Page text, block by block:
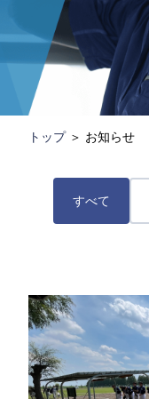
トップ＞ お知らせ
すべて